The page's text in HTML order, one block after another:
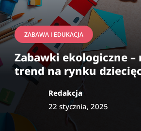
ZABAWA I EDUKACJA
Zabawki ekologiczne –
trend na rynku
Redakcja
22 stycznia, 2025